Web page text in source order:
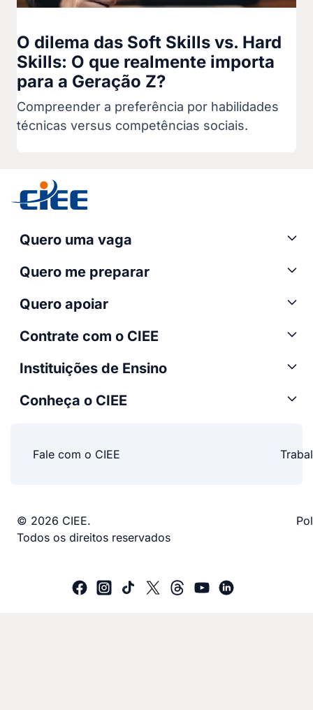
O dilema das Soft Skills vs. Hard
Skills: O que realmente importa
para a Geração Z?
Compreender a preferência por habilidades
técnicas versus competências sociais.
Quero uma vaga
Quero me preparar
Quero apoiar
Contrate com o CIEE
Instituições de Ensino
Conheça o CIEE
Fale com o CIEE
© 2026 CIEE.
Todos os direitos reservados